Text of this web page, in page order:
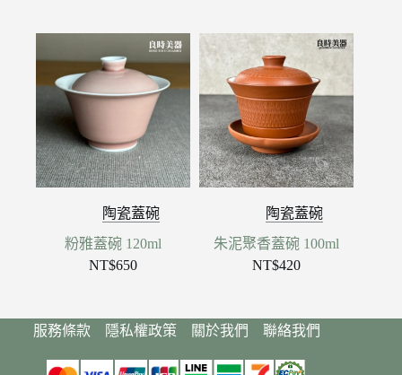
陶瓷蓋碗
粉雅蓋碗 120ml
NT$650
陶瓷蓋碗
朱泥聚香蓋碗 100ml
NT$420
服務條款 隱私權政策 關於我們 聯絡我們